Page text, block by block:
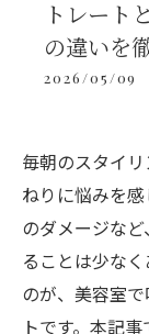
トレート
の違いを
2026/05/09
毎朝のスタイ
ねりに悩みを
のダメージな
ることは少な
のが、美容室
トです。本記